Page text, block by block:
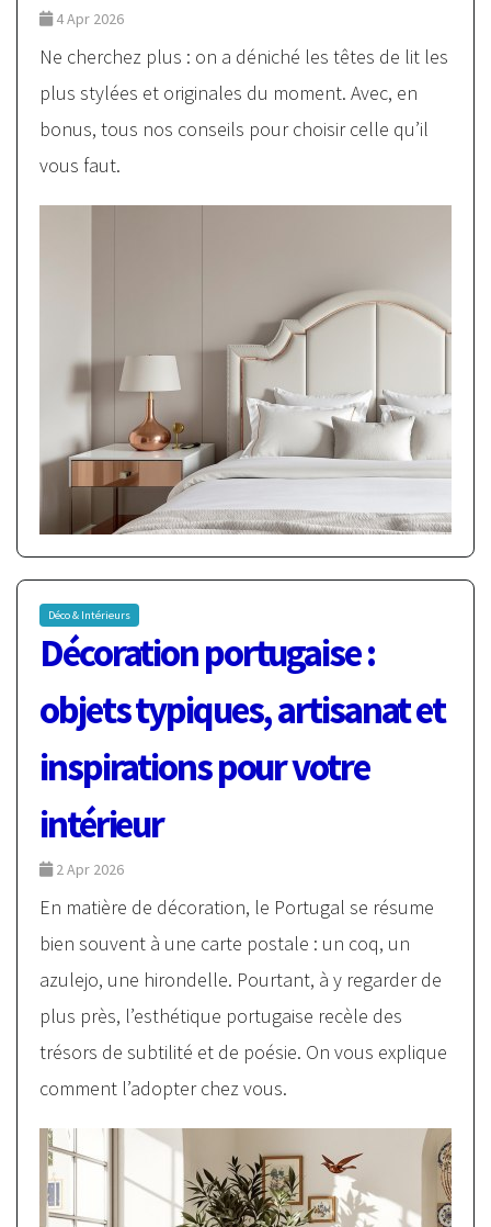
4 Apr 2026
Ne cherchez plus : on a déniché les têtes de lit les
plus stylées et originales du moment. Avec, en
bonus, tous nos conseils pour choisir celle qu’il
vous faut.
Déco & Intérieurs
Décoration portugaise :
objets typiques, artisanat et
inspirations pour votre
intérieur
2 Apr 2026
En matière de décoration, le Portugal se résume
bien souvent à une carte postale : un coq, un
azulejo, une hirondelle. Pourtant, à y regarder de
plus près, l’esthétique portugaise recèle des
trésors de subtilité et de poésie. On vous explique
comment l’adopter chez vous.